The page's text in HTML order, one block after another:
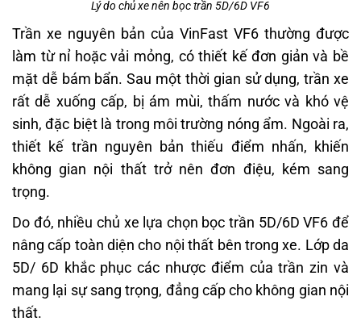
Lý do chủ xe nên bọc trần 5D/6D VF6
Trần xe nguyên bản của VinFast VF6 thường được
làm từ nỉ hoặc vải mỏng, có thiết kế đơn giản và bề
mặt dễ bám bẩn. Sau một thời gian sử dụng, trần xe
rất dễ xuống cấp, bị ám mùi, thấm nước và khó vệ
sinh, đặc biệt là trong môi trường nóng ẩm. Ngoài ra,
thiết kế trần nguyên bản thiếu điểm nhấn, khiến
không gian nội thất trở nên đơn điệu, kém sang
trọng.
Do đó, nhiều chủ xe lựa chọn bọc trần 5D/6D VF6 để
nâng cấp toàn diện cho nội thất bên trong xe. Lớp da
5D/ 6D khắc phục các nhược điểm của trần zin và
mang lại sự sang trọng, đẳng cấp cho không gian nội
thất.